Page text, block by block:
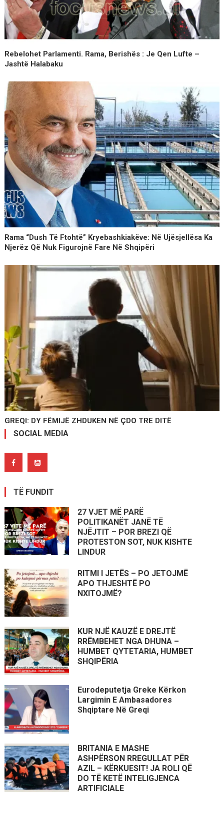
Rebelohet Parlamenti. Rama, Berishës : Je Qen Lufte –
Jashtë Halabaku
Rama “dush Të Ftohtë” Kryebashkiakëve: Në Ujësjellësa Ka
Njerëz Që Nuk Figurojnë Fare Në Shqipëri
GREQI: DY FËMIJË ZHDUKEN NË ÇDO TRE DITË
SOCIAL MEDIA
TË FUNDIT
27 VJET MË PARË
POLITIKANËT JANË TË
NJËJTIT – POR BREZI QË
PROTESTON SOT, NUK KISHTE
LINDUR
RITMI I JETËS – PO JETOJMË
APO THJESHTË PO
NXITOJMË?
KUR NJË KAUZË E DREJTË
RRËMBEHET NGA DHUNA –
HUMBET QYTETARIA, HUMBET
SHQIPËRIA
Eurodeputetja Greke Kërkon
Largimin E Ambasadores
Shqiptare Në Greqi
BRITANIA E MASHE
ASHPËRSON RREGULLAT PËR
AZIL – KËRKUESIT! JA ROLI QË
DO TË KETË INTELIGJENCA
ARTIFICIALE